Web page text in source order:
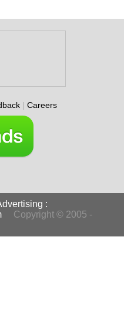
| Careers
:
Copyright © 2005 -